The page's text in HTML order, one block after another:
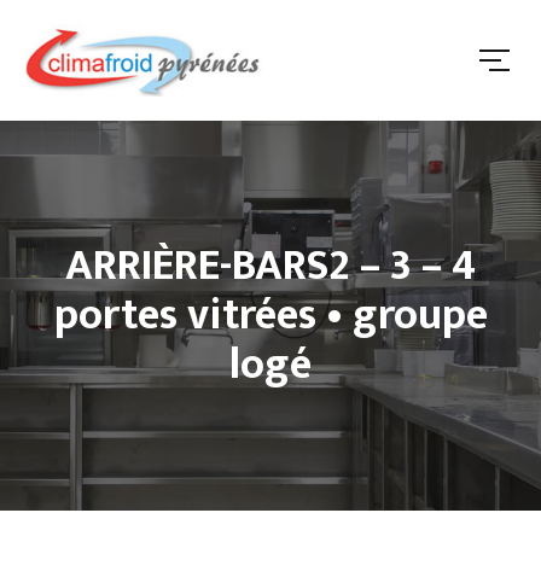
ARRIÈRE-BARS2 – 3 – 4
portes vitrées • groupe
logé